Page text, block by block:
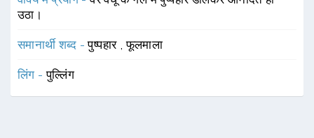
उठा।
समानार्थी शब्द -पुष्पहार ,फूलमाला
लिंग -पुल्लिंग